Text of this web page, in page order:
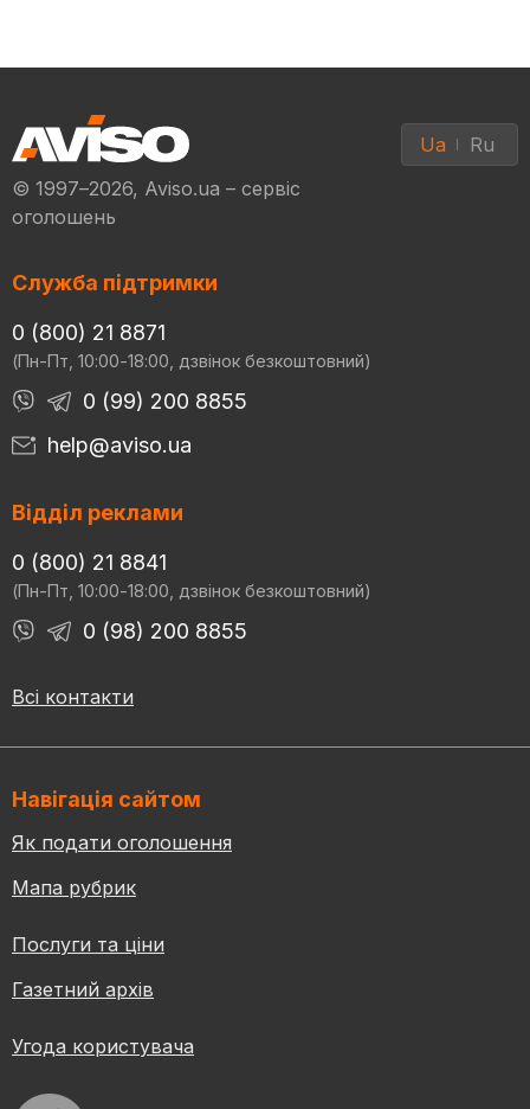
© 1997–2026, Aviso.ua – сервіс
оголошень
Ua Ru
Служба підтримки
0 (800) 21 8871
(Пн-Пт, 10:00-18:00, дзвінок безкоштовний)
0 (99) 200 8855
help@aviso.ua
Відділ реклами
0 (800) 21 8841
(Пн-Пт, 10:00-18:00, дзвінок безкоштовний)
0 (98) 200 8855
Всі контакти
Навігація сайтом
Як подати оголошення
Мапа рубрик
Послуги та ціни
Газетний архів
Угода користувача